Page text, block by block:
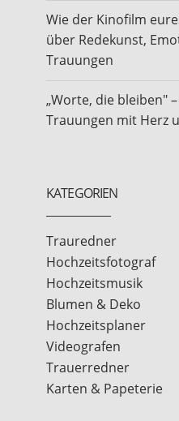
Wie der Kinofilm
über Redekunst,
Trauungen
„Worte, die bleiben"
Trauungen mit Herz
KATEGORIEN
Trauredner
Hochzeitsfotograf
Hochzeitsmusik
Blumen & Deko
Hochzeitsplaner
Videografen
Trauerredner
Karten & Papeterie